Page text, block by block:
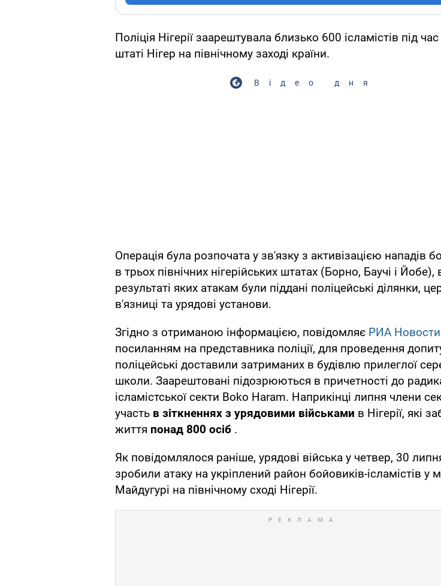
Поліція Нігерії заарештувала близько 600 ісламістів під
штаті Нігер на північному заході країни.
Відео дня
Операція була розпочата у зв'язку з активізацією нападів
в трьох північних нігерійських штатах (Борно, Баучі і Йобе),
результаті яких атакам були піддані поліцейські ділянки,
в'язниці та урядові установи.
Згідно з отриманою інформацією, повідомляє РИА Новости
посиланням на представника поліції, для проведення
поліцейські доставили затриманих в будівлю прилеглої
школи. Заарештовані підозрюються в причетності до
ісламістської секти Boko Haram. Наприкінці липня члени
участь в зіткненнях з урядовими військами в Нігерії, які
життя понад 800 осіб .
Як повідомлялося раніше, урядові війська у четвер, 30
зробили атаку на укріплений район бойовиків-ісламістів у
Майдугурі на північному сході Нігерії.